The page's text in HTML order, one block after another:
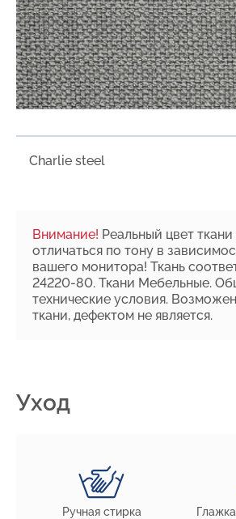
Charlie steel
Внимание! Реальный цвет
отличаться по тону в
вашего монитора! Ткань
24220-80. Ткани Мебельные.
технические условия.
ткани, дефектом не является.
Уход
Ручная стирка